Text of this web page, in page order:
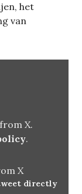
het
van
X.
.
X
directly